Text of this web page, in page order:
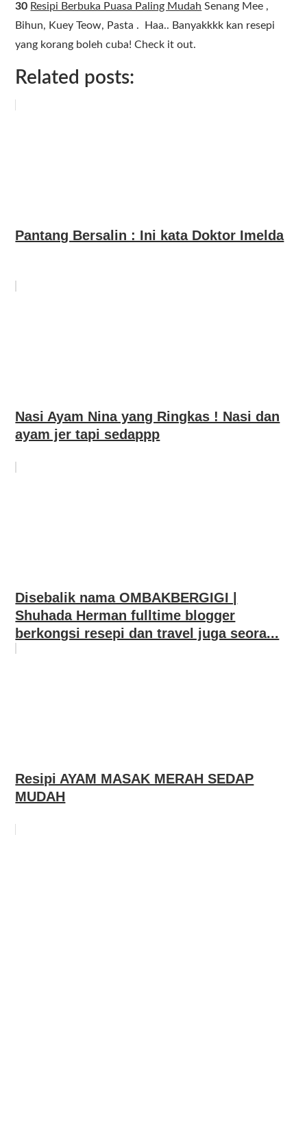
30 Resipi Berbuka Puasa Paling Mudah Senang Mee ,
Bihun, Kuey Teow, Pasta . Haa.. Banyakkkk kan resepi
yang korang boleh cuba! Check it out.
Related posts:
Pantang Bersalin : Ini kata Doktor Imelda
Nasi Ayam Nina yang Ringkas ! Nasi dan
ayam jer tapi sedappp
Disebalik nama OMBAKBERGIGI |
Shuhada Herman fulltime blogger
berkongsi resepi dan travel juga seora...
Resipi AYAM MASAK MERAH SEDAP
MUDAH